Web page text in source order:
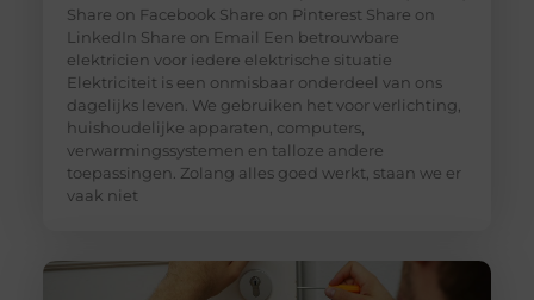
Share on Facebook Share on Pinterest Share on
LinkedIn Share on Email Een betrouwbare
elektricien voor iedere elektrische situatie
Elektriciteit is een onmisbaar onderdeel van ons
dagelijks leven. We gebruiken het voor verlichting,
huishoudelijke apparaten, computers,
verwarmingssystemen en talloze andere
toepassingen. Zolang alles goed werkt, staan we er
vaak niet